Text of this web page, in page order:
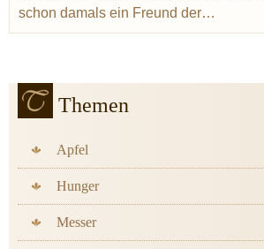
schon damals ein Freund der…
Themen
Apfel
Hunger
Messer